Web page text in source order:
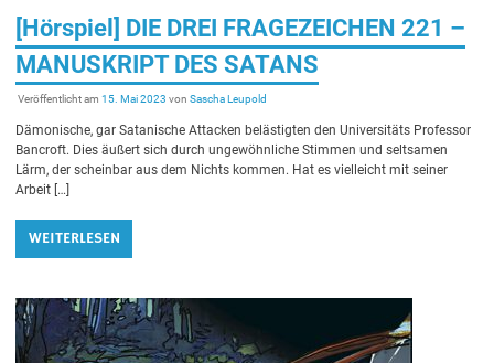
[Hörspiel] DIE DREI FRAGEZEICHEN 221 –
MANUSKRIPT DES SATANS
Veröffentlicht am15. Mai 2023 vonSascha Leupold
Dämonische, gar Satanische Attacken belästigten den Universitäts Professor
Bancroft. Dies äußert sich durch ungewöhnliche Stimmen und seltsamen
Lärm, der scheinbar aus dem Nichts kommen. Hat es vielleicht mit seiner
Arbeit […]
WEITERLESEN